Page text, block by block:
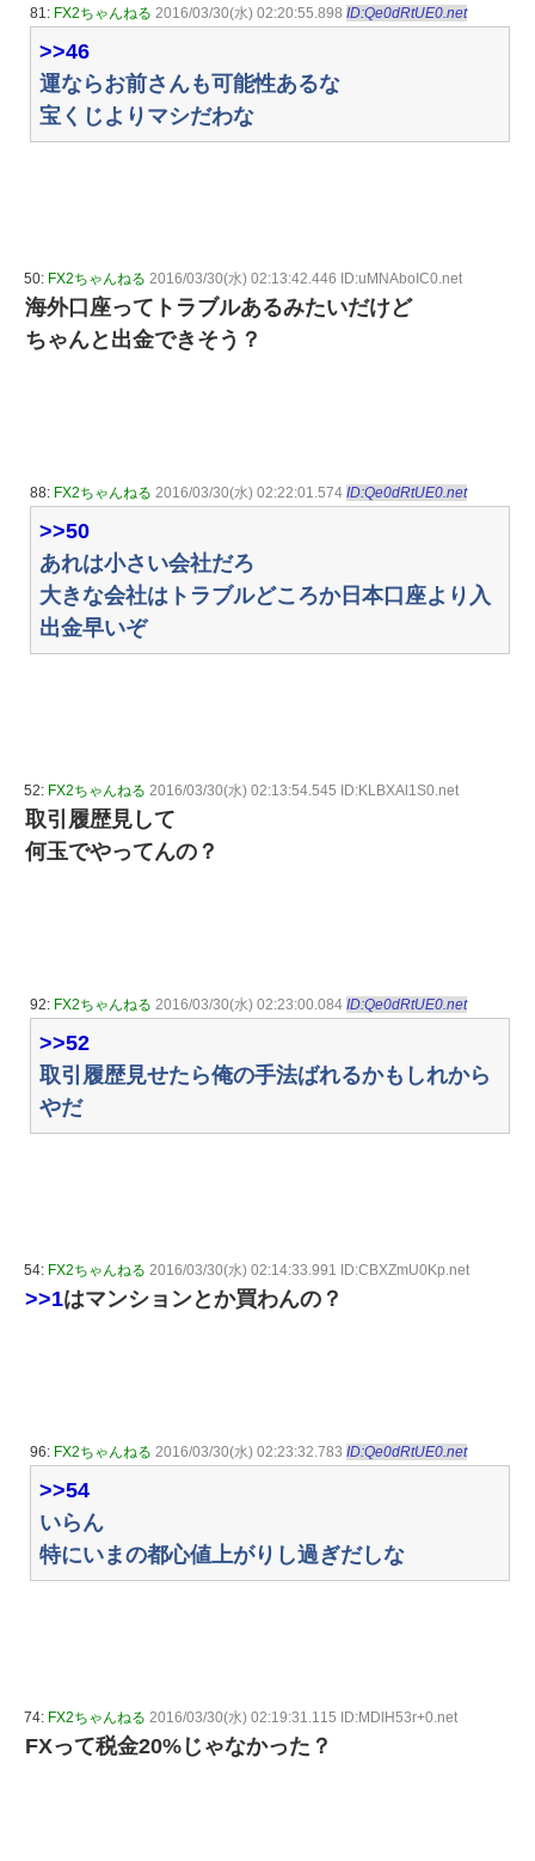
81: FX2ちゃんねる 2016/03/30(水) 02:20:55.898 ID:Qe0dRtUE0.net
>>46
運ならお前さんも可能性あるな
宝くじよりマシだわな
50: FX2ちゃんねる 2016/03/30(水) 02:13:42.446 ID:uMNAboIC0.net
海外口座ってトラブルあるみたいだけど
ちゃんと出金できそう？
88: FX2ちゃんねる 2016/03/30(水) 02:22:01.574 ID:Qe0dRtUE0.net
>>50
あれは小さい会社だろ
大きな会社はトラブルどころか日本口座より入
出金早いぞ
52: FX2ちゃんねる 2016/03/30(水) 02:13:54.545 ID:KLBXAl1S0.net
取引履歴見して
何玉でやってんの？
92: FX2ちゃんねる 2016/03/30(水) 02:23:00.084 ID:Qe0dRtUE0.net
>>52
取引履歴見せたら俺の手法ばれるかもしれから
やだ
54: FX2ちゃんねる 2016/03/30(水) 02:14:33.991 ID:CBXZmU0Kp.net
>>1はマンションとか買わんの？
96: FX2ちゃんねる 2016/03/30(水) 02:23:32.783 ID:Qe0dRtUE0.net
>>54
いらん
特にいまの都心値上がりし過ぎだしな
74: FX2ちゃんねる 2016/03/30(水) 02:19:31.115 ID:MDlH53r+0.net
FXって税金20%じゃなかった？